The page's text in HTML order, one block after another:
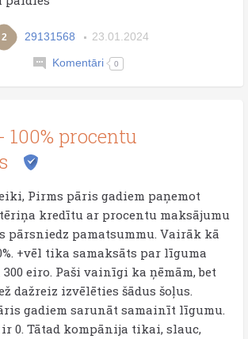
2 29131568 23.01.2024
Komentāri 0
- 100% procentu
Pirms pāris gadiem paņemot
kredītu ar procentu maksājumu
pārsniedz pamatsummu. Vairāk kā
+vēl tika samaksāts par līguma
eiro. Paši vainīgi ka ņēmām, bet
dažreiz izvēlēties šādus šoļus.
gadiem sarunāt samainīt līgumu.
0. Tātad kompānija tikai, slauc,